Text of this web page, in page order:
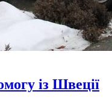
із Швеції